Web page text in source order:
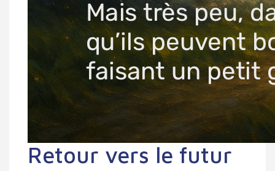
Retour vers le futur